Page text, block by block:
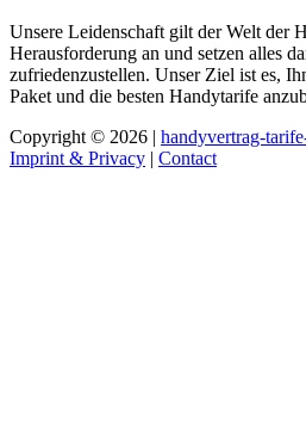
Unsere Leidenschaft gilt der Welt der
Herausforderung an und setzen alles
zufriedenzustellen. Unser Ziel ist es,
Paket und die besten Handytarife
Copyright © 2026 | handyvertrag-
Imprint & Privacy | Contact